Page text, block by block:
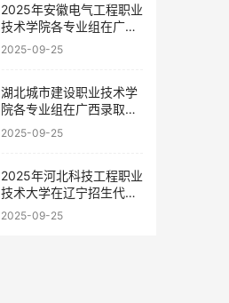
2025年安徽电气工程职业
技术学院各专业组在广东
录取分数线及位次
2025-09-25
湖北城市建设职业技术学
院各专业组在广西录取分
数线
2025-09-25
2025年河北科技工程职业
技术大学在辽宁招生代码
及专业代码
2025-09-25